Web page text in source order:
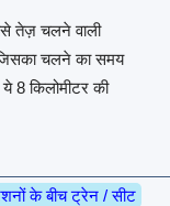
तेज़ चलने वाली
चलने का समय
8 किलोमीटर की
के बीच ट्रेन / सीट